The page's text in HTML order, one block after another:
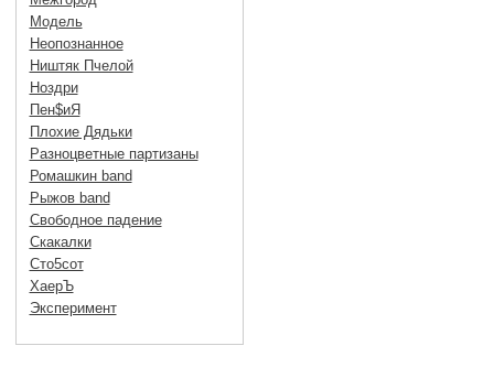
Модель
Неопознанное
Ништяк Пчелой
Ноздри
Пен$иЯ
Плохие Дядьки
Разноцветные партизаны
Ромашкин band
Рыжов band
Свободное падение
Скакалки
Сто5сот
ХаерЪ
Эксперимент